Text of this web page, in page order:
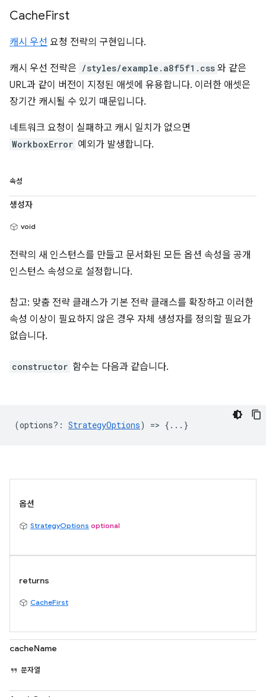
CacheFirst
캐시 우선 요청 전략의 구현입니다.
캐시 우선 전략은 /styles/example.a8f5f1.css 와 같은
URL과 같이 버전이 지정된 애셋에 유용합니다. 이러한 애셋은
장기간 캐시될 수 있기 때문입니다.
네트워크 요청이 실패하고 캐시 일치가 없으면
WorkboxError 예외가 발생합니다.
속성
생성자
void
전략의 새 인스턴스를 만들고 문서화된 모든 옵션 속성을 공개
인스턴스 속성으로 설정합니다.
참고: 맞춤 전략 클래스가 기본 전략 클래스를 확장하고 이러한
속성 이상이 필요하지 않은 경우 자체 생성자를 정의할 필요가
없습니다.
constructor 함수는 다음과 같습니다.
(options? : StrategyOptions) => {...}
옵션
StrategyOptions optional
returns
CacheFirst
cacheName
문자열